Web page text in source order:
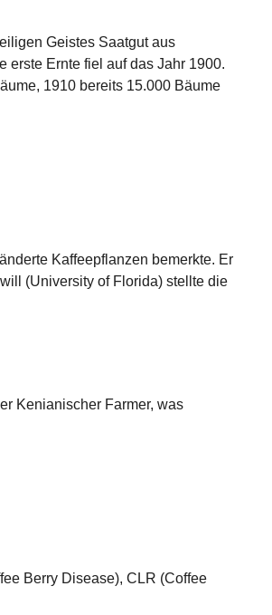
Geistes Saatgut aus
erste Ernte fiel auf das Jahr 1900.
1910 bereits 15.000 Bäume
Kaffeepflanzen bemerkte. Er
(University of Florida) stellte die
Kenianischer Farmer, was
Berry Disease), CLR (Coffee